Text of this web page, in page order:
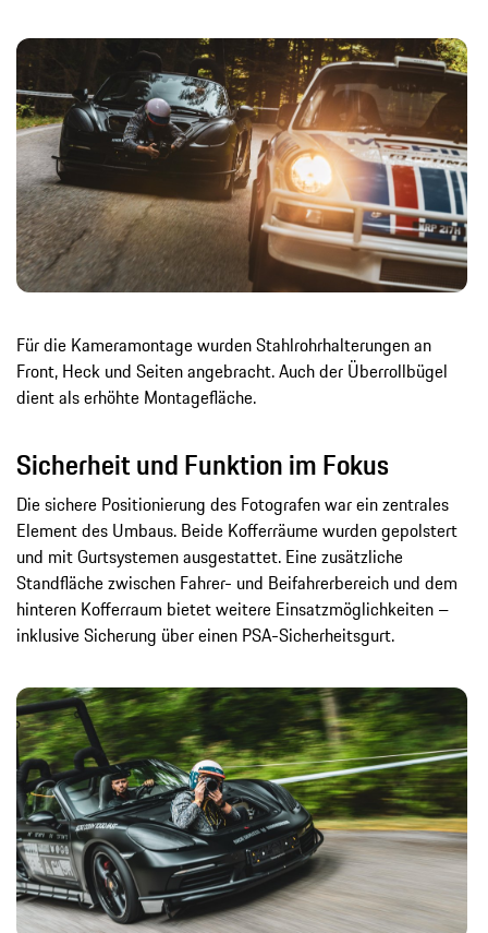
Für die Kameramontage wurden Stahlrohrhalterungen an
Front, Heck und Seiten angebracht. Auch der Überrollbügel
dient als erhöhte Montagefläche.
Sicherheit und Funktion im Fokus
Die sichere Positionierung des Fotografen war ein zentrales
Element des Umbaus. Beide Kofferräume wurden gepolstert
und mit Gurtsystemen ausgestattet. Eine zusätzliche
Standfläche zwischen Fahrer- und Beifahrerbereich und dem
hinteren Kofferraum bietet weitere Einsatzmöglichkeiten –
inklusive Sicherung über einen PSA-Sicherheitsgurt.